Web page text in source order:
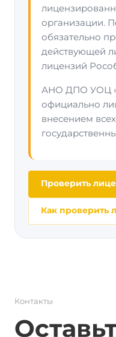
организации.
обязательно
действующей
лицензий
АНО ДПО УОЦ
официально
внесением
Проверить
Как проверить
Контакты